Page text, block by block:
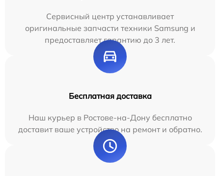
Сервисный центр устанавливает
оригинальные запчасти техники Samsung и
предоставляет гарантию до 3 лет.
Бесплатная доставка
Наш курьер в Ростове-на-Дону бесплатно
доставит ваше устройство на ремонт и обратно.